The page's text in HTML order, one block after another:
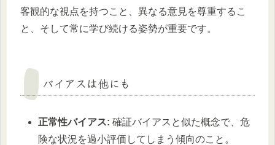
客観的な視点を持つこと、異なる意見を尊重するこ
と、そして常に学び続ける姿勢が重要です。
バイアスは他にも
正常性バイアス: 確証バイアスと似た概念で、危
険な状況を過小評価してしまう傾向のこと。